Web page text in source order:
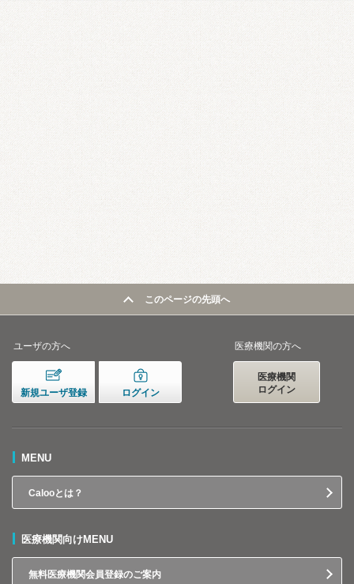
このページの先頭へ
ユーザの方へ
新規ユーザ登録 ログイン
医療機関の方へ
医療機関
ログイン
MENU
Calooとは？
医療機関向けMENU
無料医療機関会員登録のご案内